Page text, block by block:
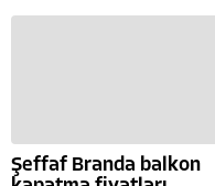
Şeffaf Branda balkon